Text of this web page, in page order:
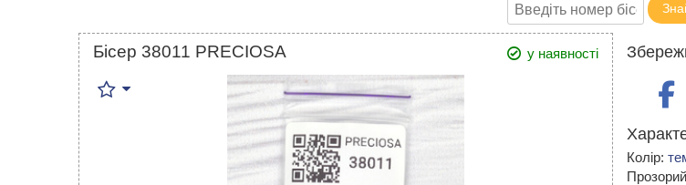
Бісер 38011 PRECIOSA у наявності
Колір: